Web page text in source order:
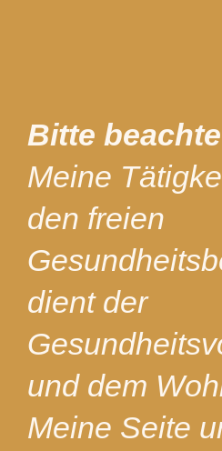
Bitte
Meine
den freien
dient der
und dem
Meine Seite